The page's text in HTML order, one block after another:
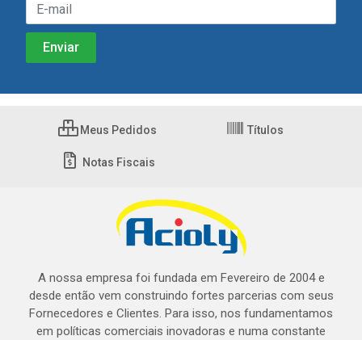
Meus Pedidos Títulos
Notas Fiscais
A nossa empresa foi fundada em Fevereiro de 2004 e
desde então vem construindo fortes parcerias com seus
Fornecedores e Clientes. Para isso, nos fundamentamos
em políticas comerciais inovadoras e numa constante